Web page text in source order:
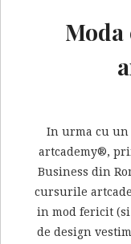
Moda
In urma cu un
artcademy®,
Business din
cursurile
in mod fericit
de design